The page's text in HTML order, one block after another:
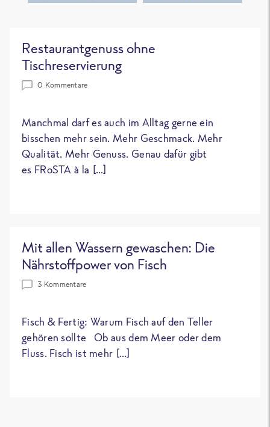
Restaurantgenuss ohne
Tischreservierung
0 Kommentare
Manchmal darf es auch im Alltag gerne ein
bisschen mehr sein. Mehr Geschmack. Mehr
Qualität. Mehr Genuss. Genau dafür gibt
es FRoSTA à la […]
Mit allen Wassern gewaschen: Die
Nährstoffpower von Fisch
3 Kommentare
Fisch & Fertig: Warum Fisch auf den Teller
gehören sollte Ob aus dem Meer oder dem
Fluss. Fisch ist mehr […]